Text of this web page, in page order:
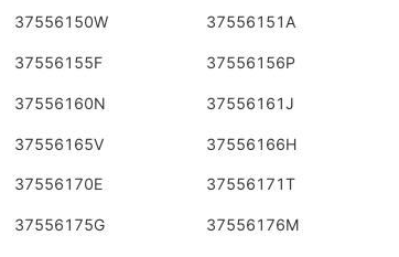
37556150W 37556151A
37556155F 37556156P
37556160N 37556161J
37556165V 37556166H
37556170E 37556171T
37556175G 37556176M